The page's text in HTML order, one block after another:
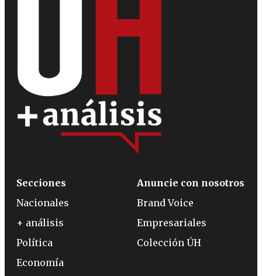
Secciones
Nacionales
+ análisis
Política
Economía
Anuncie con nosotros
Brand Voice
Empresariales
Colección ÚH